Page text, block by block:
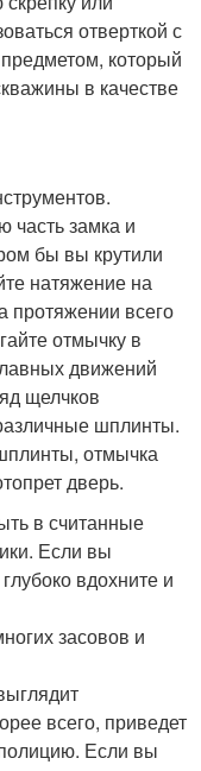
отверткой с
который
в качестве
часть замка и
бы вы крутили
натяжение на
протяжении всего
отмычку в
движений
щелчков
шплинты.
отмычка
дверь.
в считанные
Если вы
вдохните и
засовов и
всего, приведет
Если вы